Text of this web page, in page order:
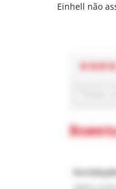
Einhell não